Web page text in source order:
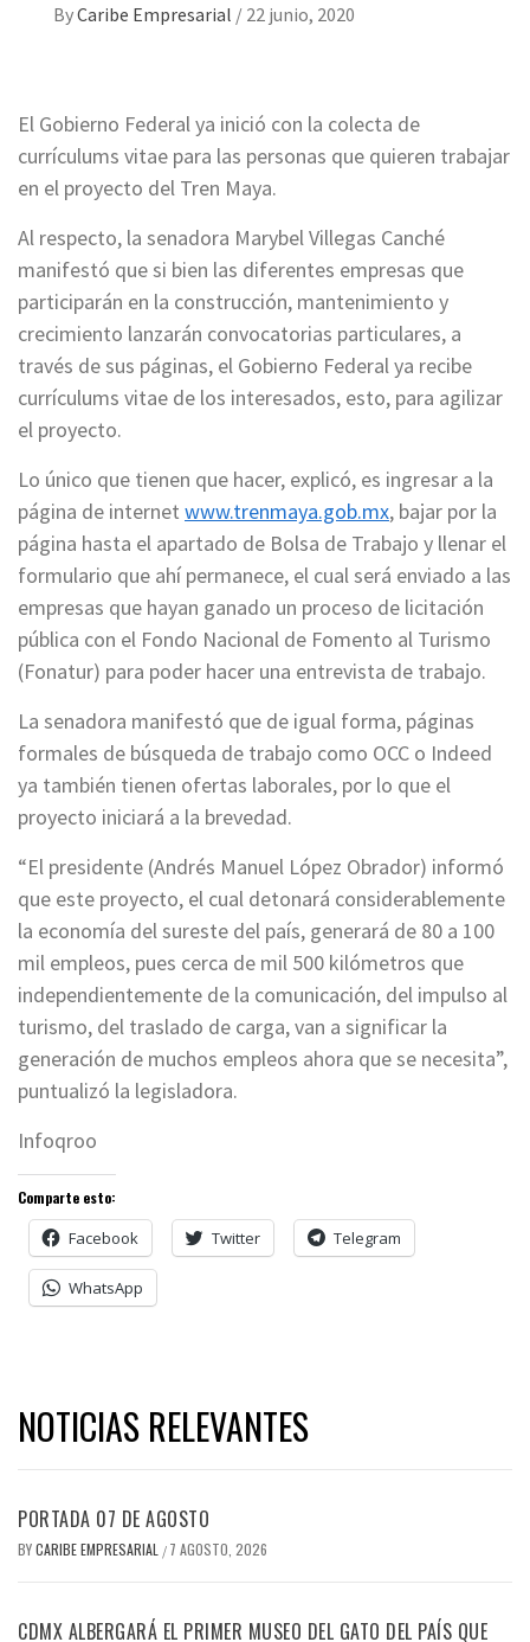
ByCaribe Empresarial / 22 junio, 2020
El Gobierno Federal ya inició con la colecta de
currículums vitae para las personas que quieren trabajar
en el proyecto del Tren Maya.
Al respecto, la senadora Marybel Villegas Canché
manifestó que si bien las diferentes empresas que
participarán en la construcción, mantenimiento y
crecimiento lanzarán convocatorias particulares, a
través de sus páginas, el Gobierno Federal ya recibe
currículums vitae de los interesados, esto, para agilizar
el proyecto.
Lo único que tienen que hacer, explicó, es ingresar a la
página de internet www.trenmaya.gob.mx, bajar por la
página hasta el apartado de Bolsa de Trabajo y llenar el
formulario que ahí permanece, el cual será enviado a las
empresas que hayan ganado un proceso de licitación
pública con el Fondo Nacional de Fomento al Turismo
(Fonatur) para poder hacer una entrevista de trabajo.
La senadora manifestó que de igual forma, páginas
formales de búsqueda de trabajo como OCC o Indeed
ya también tienen ofertas laborales, por lo que el
proyecto iniciará a la brevedad.
“El presidente (Andrés Manuel López Obrador) informó
que este proyecto, el cual detonará considerablemente
la economía del sureste del país, generará de 80 a 100
mil empleos, pues cerca de mil 500 kilómetros que
independientemente de la comunicación, del impulso al
turismo, del traslado de carga, van a significar la
generación de muchos empleos ahora que se necesita”,
puntualizó la legisladora.
Infoqroo
Comparte esto:
Facebook Twitter Telegram
WhatsApp
NOTICIAS RELEVANTES
PORTADA 07 DE AGOSTO
BYCARIBE EMPRESARIAL / 7 AGOSTO, 2026
CDMX ALBERGARÁ EL PRIMER MUSEO DEL GATO DEL PAÍS QUE